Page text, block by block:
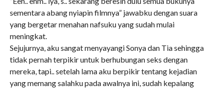
sementara abang nyiapin filmnya” jawabku dengan suara
yang bergetar menahan nafsuku yang sudah mulai
meningkat.
Sejujurnya, aku sangat menyayangi Sonya dan Tia sehingga
tidak pernah terpikir untuk berhubungan seks dengan
mereka, tapi.. setelah lama aku berpikir tentang kejadian
yang memang salahku pada awalnya ini, sudah kepalang